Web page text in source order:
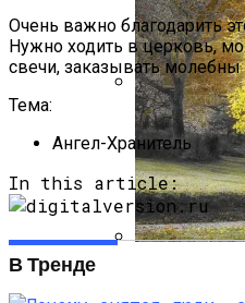
Mazda CX-
Очень важно благодарить
Нужно ходить в церковь,
свечи, заказывать
Тема:
Ангел-Хранитель
In this article:
В Тренде